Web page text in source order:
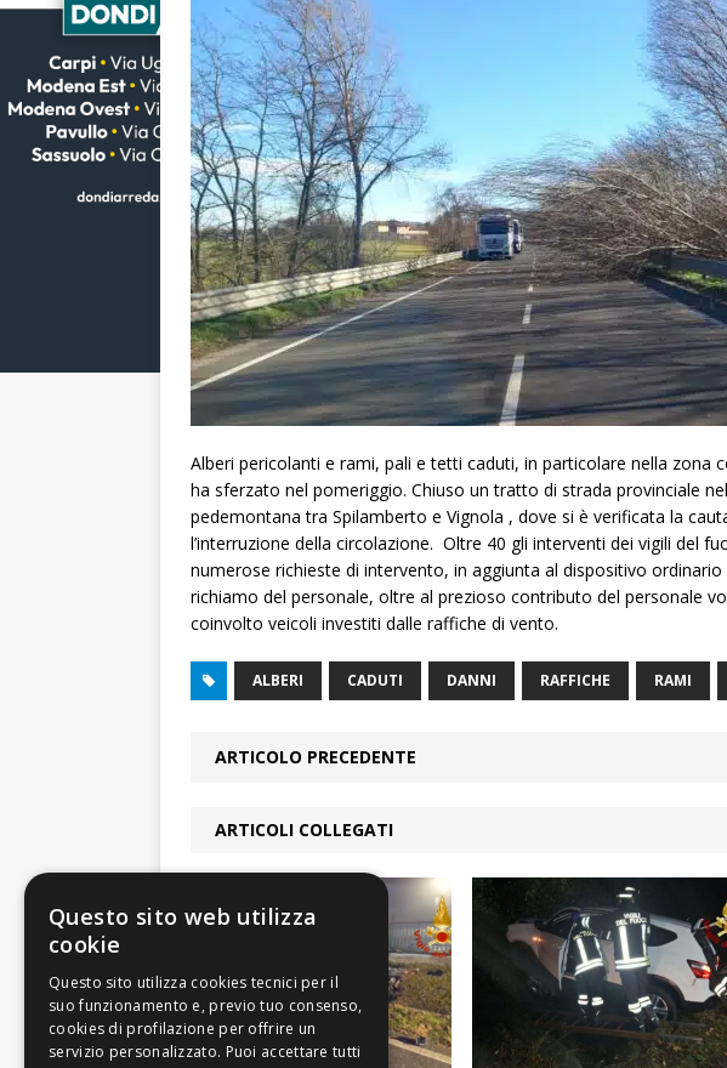
Alberi pericolanti e rami, pali e tetti caduti, in particolare nella zona
ha sferzato nel pomeriggio. Chiuso un tratto di strada provinciale
pedemontana tra Spilamberto e Vignola , dove si è verificata la
l’interruzione della circolazione. Oltre 40 gli interventi dei vigili del
numerose richieste di intervento, in aggiunta al dispositivo
richiamo del personale, oltre al prezioso contributo del personale
coinvolto veicoli investiti dalle raffiche di vento.
ALBERI CADUTI DANNI RAFFICHE RAMI
ARTICOLO PRECEDENTE
ARTICOLI COLLEGATI
Questo sito web utilizza
cookie